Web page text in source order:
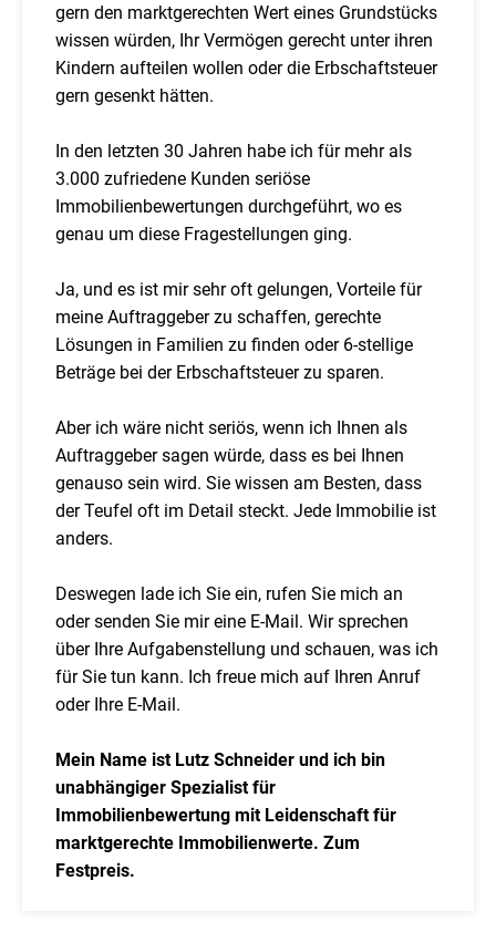
gern den marktgerechten Wert eines Grundstücks
wissen würden, Ihr Vermögen gerecht unter ihren
Kindern aufteilen wollen oder die Erbschaftsteuer
gern gesenkt hätten.
In den letzten 30 Jahren habe ich für mehr als
3.000 zufriedene Kunden seriöse
Immobilienbewertungen durchgeführt, wo es
genau um diese Fragestellungen ging.
Ja, und es ist mir sehr oft gelungen, Vorteile für
meine Auftraggeber zu schaffen, gerechte
Lösungen in Familien zu finden oder 6-stellige
Beträge bei der Erbschaftsteuer zu sparen.
Aber ich wäre nicht seriös, wenn ich Ihnen als
Auftraggeber sagen würde, dass es bei Ihnen
genauso sein wird. Sie wissen am Besten, dass
der Teufel oft im Detail steckt. Jede Immobilie ist
anders.
Deswegen lade ich Sie ein, rufen Sie mich an
oder senden Sie mir eine E-Mail. Wir sprechen
über Ihre Aufgabenstellung und schauen, was ich
für Sie tun kann. Ich freue mich auf Ihren Anruf
oder Ihre E-Mail.
Mein Name ist Lutz Schneider und ich bin
unabhängiger Spezialist für
Immobilienbewertung mit Leidenschaft für
marktgerechte Immobilienwerte. Zum
Festpreis.